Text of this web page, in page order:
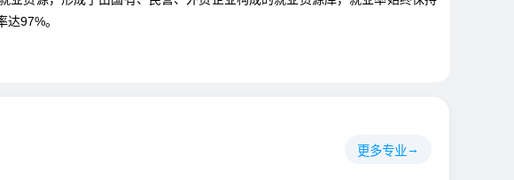
97%。
更多专业